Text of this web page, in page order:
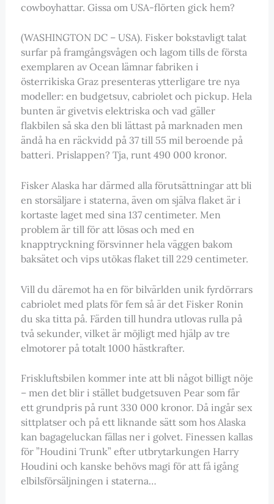
cowboyhattar. Gissa om USA-flörten gick hem?
(WASHINGTON DC – USA). Fisker bokstavligt talat
surfar på framgångsvågen och lagom tills de första
exemplaren av Ocean lämnar fabriken i
österrikiska Graz presenteras ytterligare tre nya
modeller: en budgetsuv, cabriolet och pickup. Hela
bunten är givetvis elektriska och vad gäller
flakbilen så ska den bli lättast på marknaden men
ändå ha en räckvidd på 37 till 55 mil beroende på
batteri. Prislappen? Tja, runt 490 000 kronor.
Fisker Alaska har därmed alla förutsättningar att bli
en storsäljare i staterna, även om själva flaket är i
kortaste laget med sina 137 centimeter. Men
problem är till för att lösas och med en
knapptryckning försvinner hela väggen bakom
baksätet och vips utökas flaket till 229 centimeter.
Vill du däremot ha en för bilvärlden unik fyrdörrars
cabriolet med plats för fem så är det Fisker Ronin
du ska titta på. Färden till hundra utlovas rulla på
två sekunder, vilket är möjligt med hjälp av tre
elmotorer på totalt 1000 hästkrafter.
Friskluftsbilen kommer inte att bli något billigt nöje
– men det blir i stället budgetsuven Pear som får
ett grundpris på runt 330 000 kronor. Då ingår sex
sittplatser och på ett liknande sätt som hos Alaska
kan bagageluckan fällas ner i golvet. Finessen kallas
för ”Houdini Trunk” efter utbrytarkungen Harry
Houdini och kanske behövs magi för att få igång
elbilsförsäljningen i staterna…